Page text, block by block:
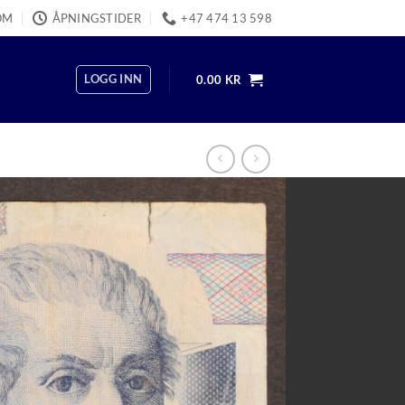
ÅPNINGSTIDER +47 474 13 598
LOGG INN 0.00 KR